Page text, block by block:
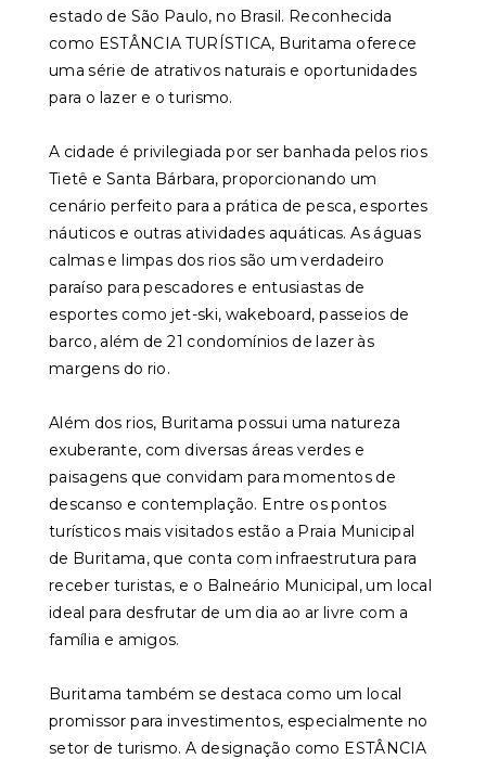
estado de São Paulo, no Brasil. Reconhecida
como ESTÂNCIA TURÍSTICA, Buritama oferece
uma série de atrativos naturais e oportunidades
para o lazer e o turismo.
A cidade é privilegiada por ser banhada pelos rios
Tietê e Santa Bárbara, proporcionando um
cenário perfeito para a prática de pesca, esportes
náuticos e outras atividades aquáticas. As águas
calmas e limpas dos rios são um verdadeiro
paraíso para pescadores e entusiastas de
esportes como jet-ski, wakeboard, passeios de
barco, além de 21 condomínios de lazer às
margens do rio.
Além dos rios, Buritama possui uma natureza
exuberante, com diversas áreas verdes e
paisagens que convidam para momentos de
descanso e contemplação. Entre os pontos
turísticos mais visitados estão a Praia Municipal
de Buritama, que conta com infraestrutura para
receber turistas, e o Balneário Municipal, um local
ideal para desfrutar de um dia ao ar livre com a
família e amigos.
Buritama também se destaca como um local
promissor para investimentos, especialmente no
setor de turismo. A designação como ESTÂNCIA